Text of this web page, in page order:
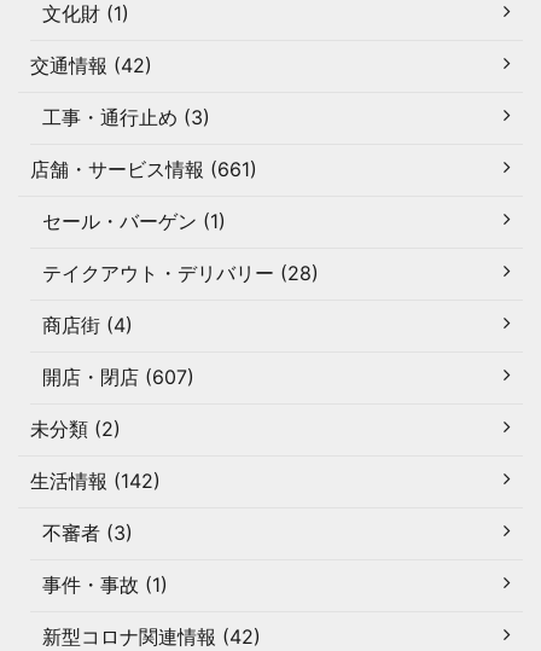
文化財 (1)
交通情報 (42)
工事・通行止め (3)
店舗・サービス情報 (661)
セール・バーゲン (1)
テイクアウト・デリバリー (28)
商店街 (4)
開店・閉店 (607)
未分類 (2)
生活情報 (142)
不審者 (3)
事件・事故 (1)
新型コロナ関連情報 (42)